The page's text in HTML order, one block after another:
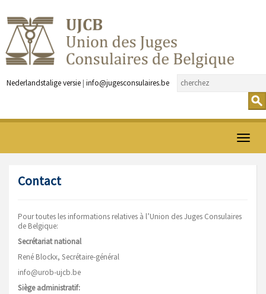
Nederlandstalige versie | info@jugesconsulaires.be
Ouvrir
Contact
Pour toutes les informations relatives à l’Union des Juges Consulaires
de Belgique:
Secrétariat national
René Blockx, Secrétaire-général
info@urob-ujcb.be
Siège administratif: